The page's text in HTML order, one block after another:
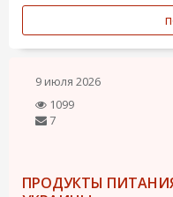
9 июля 2026
1099
7
ПРОДУКТЫ